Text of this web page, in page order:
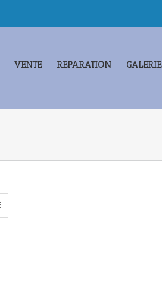
VENTE REPARATION GALERIE